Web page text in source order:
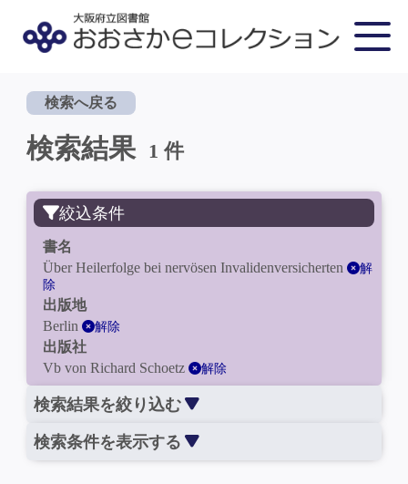
検索へ戻る
検索結果 1 件
絞込条件
書名
Über Heilerfolge bei nervösen Invalidenversicherten
解
除
出版地
Berlin
解除
出版社
Vb von Richard Schoetz
解除
検索結果を絞り込む
検索条件を表示する